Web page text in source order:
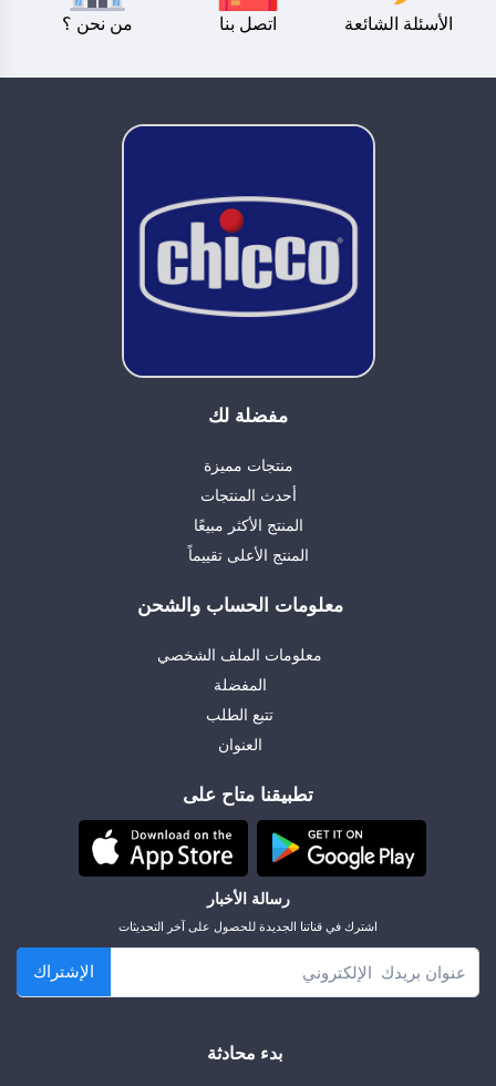
من نحن ؟ اتصل بنا الأسئلة الشائعة
مفضلة لك
منتجات مميزة
أحدث المنتجات
المنتج الأكثر مبيعًا
المنتج الأعلى تقييماً
معلومات الحساب والشحن
معلومات الملف الشخصي
المفضلة
تتبع الطلب
العنوان
تطبيقنا متاح على
رسالة الأخبار
اشترك في قناتنا الجديدة للحصول على آخر التحديثات
الإشتراك
بدء محادثة